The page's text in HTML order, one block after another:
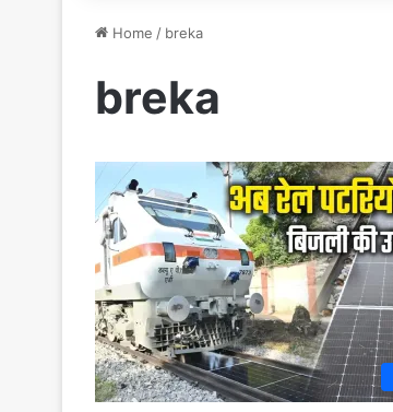
Home / breka
breka